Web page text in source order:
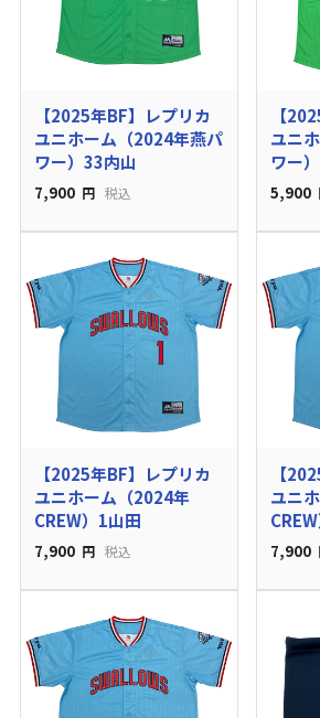
【2025年BF】レプリカ
ユニホーム（2024年燕パ
ワー）33内山
7,900 円 税込
【
ユニ
ワー
5,900
【2025年BF】レプリカ
ユニホーム（2024年
CREW）1山田
7,900 円 税込
【
ユニ
7,900